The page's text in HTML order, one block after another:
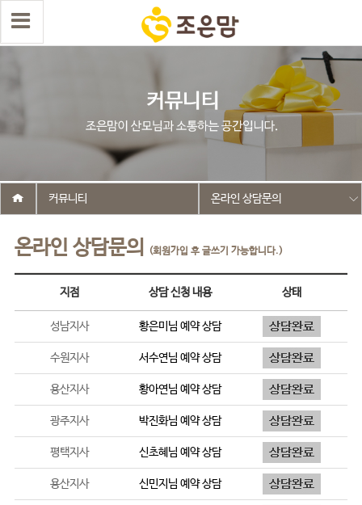
온라인 상담문의 (회원가입 후 글쓰기 가능합니다.)
커뮤니티 온라인 상담문의
지점 상담 신청 내용 상태
성남지사 황은미 님 예약 상담
수원지사 서수연님 예약 상담
용산지사 황아연님 예약 상담
광주지사 박진화님 예약 상담
평택지사 신초혜 님 예약 상담
용산지사 신민지 님 예약 상담